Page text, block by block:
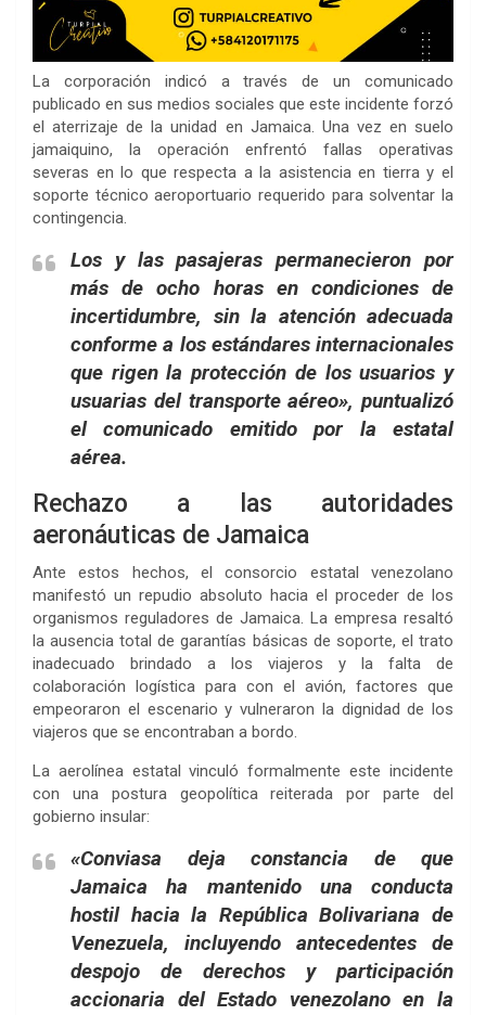
La corporación indicó a través de un comunicado
publicado en sus medios sociales que este incidente forzó
el aterrizaje de la unidad en Jamaica. Una vez en suelo
jamaiquino, la operación enfrentó fallas operativas
severas en lo que respecta a la asistencia en tierra y el
soporte técnico aeroportuario requerido para solventar la
contingencia.
Los y las pasajeras permanecieron por
más de ocho horas en condiciones de
incertidumbre, sin la atención adecuada
conforme a los estándares internacionales
que rigen la protección de los usuarios y
usuarias del transporte aéreo», puntualizó
el comunicado emitido por la estatal
aérea.
Rechazo a las autoridades
aeronáuticas de Jamaica
Ante estos hechos, el consorcio estatal venezolano
manifestó un repudio absoluto hacia el proceder de los
organismos reguladores de Jamaica. La empresa resaltó
la ausencia total de garantías básicas de soporte, el trato
inadecuado brindado a los viajeros y la falta de
colaboración logística para con el avión, factores que
empeoraron el escenario y vulneraron la dignidad de los
viajeros que se encontraban a bordo.
La aerolínea estatal vinculó formalmente este incidente
con una postura geopolítica reiterada por parte del
gobierno insular:
«Conviasa deja constancia de que
Jamaica ha mantenido una conducta
hostil hacia la República Bolivariana de
Venezuela, incluyendo antecedentes de
despojo de derechos y participación
accionaria del Estado venezolano en la